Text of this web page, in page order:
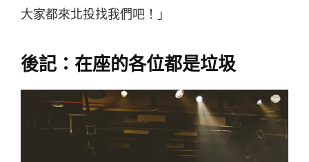
大家都來北投找我們吧！」
後記：在座的各位都是垃圾